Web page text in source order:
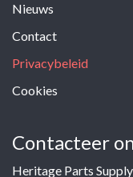
Nieuws
Contact
Privacybeleid
Cookies
Contacteer
Heritage Parts Supply